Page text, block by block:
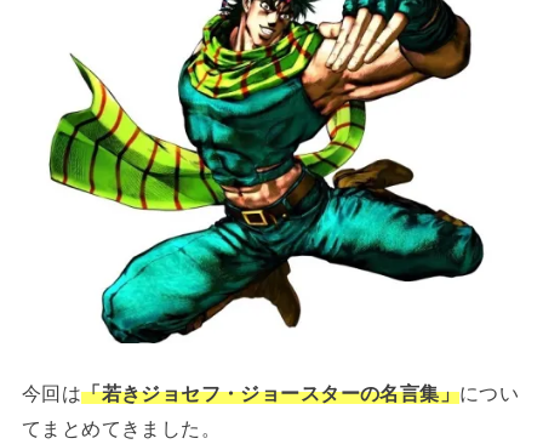
今回は「若きジョセフ・ジョースターの名言集」につい
てまとめてきました。